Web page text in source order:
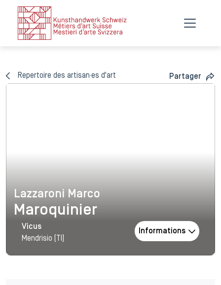
Repertoire des artisan·es d'art Partager
Lazzaroni Marco
Lazzaroni Marco
Maroquinier
Vicus
Mendrisio (TI)
Informations